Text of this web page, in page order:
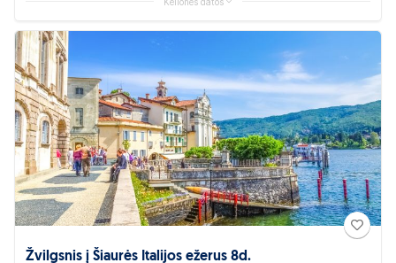
Žvilgsnis į Šiaurės Italijos ežerus 8d.